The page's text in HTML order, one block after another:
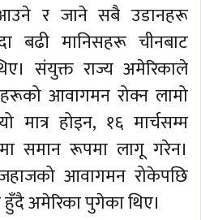
आउने र जाने सबै उडानहरू
बढी मानिसहरू चीनबाट
संयुक्त राज्य अमेरिकाले
आवागमन रोक्न लामो
मात्र होइन, १६ मार्चसम्म
समान रूपमा लागू गरेन।
आवागमन रोकेपछि
अमेरिका पुगेका थिए।